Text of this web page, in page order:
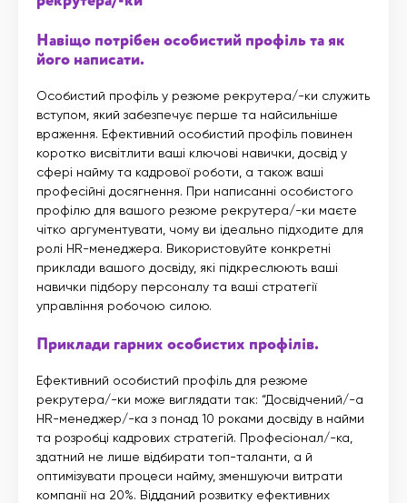
Навіщо потрібен особистий профіль та як
його написати.
Особистий профіль у резюме рекрутера/-ки служить
вступом, який забезпечує перше та найсильніше
враження. Ефективний особистий профіль повинен
коротко висвітлити ваші ключові навички, досвід у
сфері найму та кадрової роботи, а також ваші
професійні досягнення. При написанні особистого
профілю для вашого резюме рекрутера/-ки маєте
чітко аргументувати, чому ви ідеально підходите для
ролі HR-менеджера. Використовуйте конкретні
приклади вашого досвіду, які підкреслюють ваші
навички підбору персоналу та ваші стратегії
управління робочою силою.
Приклади гарних особистих профілів.
Ефективний особистий профіль для резюме
рекрутера/-ки може виглядати так: “Досвідчений/-а
HR-менеджер/-ка з понад 10 роками досвіду в найми
та розробці кадрових стратегій. Професіонал/-ка,
здатний не лише відбирати топ-таланти, а й
оптимізувати процеси найму, зменшуючи витрати
компанії на 20%. Відданий розвитку ефективних